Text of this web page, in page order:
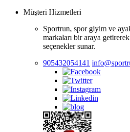
Müşteri Hizmetleri
Sportrun, spor giyim ve
markaları bir araya
seçenekler sunar.
905432054141